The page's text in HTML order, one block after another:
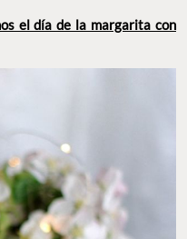
el día de la margarita con